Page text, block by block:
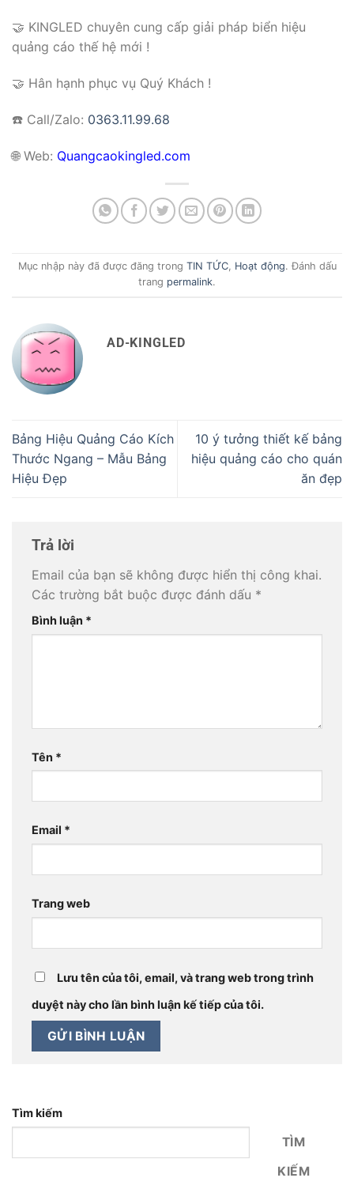
🤝 KINGLED chuyên cung cấp giải pháp biển hiệu
quảng cáo thế hệ mới !
🤝 Hân hạnh phục vụ Quý Khách !
☎️ Call/Zalo: 0363.11.99.68
🌐Web: Quangcaokingled.com
Mục nhập này đã được đăng trong TIN TỨC, Hoạt động. Đánh dấu
trang permalink.
AD-KINGLED
Bảng Hiệu Quảng Cáo Kích
Thước Ngang – Mẫu Bảng
Hiệu Đẹp
10 ý tưởng thiết kế bảng
hiệu quảng cáo cho quán
ăn đẹp
Trả lời
Email của bạn sẽ không được hiển thị công khai.
Các trường bắt buộc được đánh dấu *
Bình luận *
Tên *
Email *
Trang web
Lưu tên của tôi, email, và trang web trong trình
duyệt này cho lần bình luận kế tiếp của tôi.
Tìm kiếm
TÌM
KIẾM